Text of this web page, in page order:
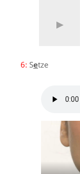
6: Setze